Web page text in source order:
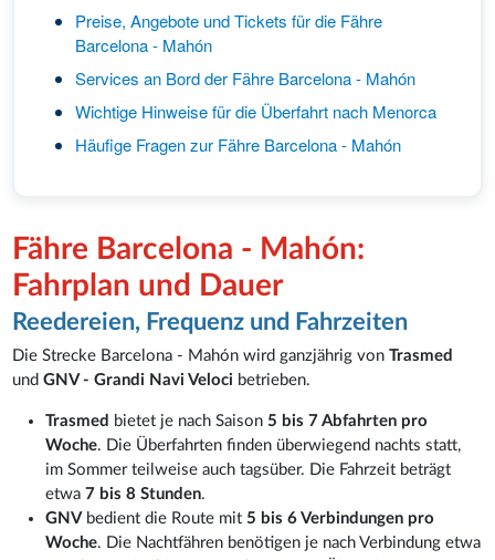
Preise, Angebote und Tickets für die Fähre
Barcelona - Mahón
Services an Bord der Fähre Barcelona - Mahón
Wichtige Hinweise für die Überfahrt nach Menorca
Häufige Fragen zur Fähre Barcelona - Mahón
Fähre Barcelona - Mahón:
Fahrplan und Dauer
Reedereien, Frequenz und Fahrzeiten
Die Strecke Barcelona - Mahón wird ganzjährig vonTrasmed
undGNV - Grandi Navi Veloci betrieben.
Trasmed bietet je nach Saison5 bis 7 Abfahrten pro
Woche. Die Überfahrten finden überwiegend nachts statt,
im Sommer teilweise auch tagsüber. Die Fahrzeit beträgt
etwa7 bis 8 Stunden.
GNV bedient die Route mit5 bis 6 Verbindungen pro
Woche. Die Nachtfähren benötigen je nach Verbindung etwa